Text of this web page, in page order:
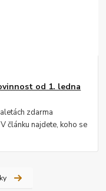
od 1. ledna
zdarma
článku najdete, koho se